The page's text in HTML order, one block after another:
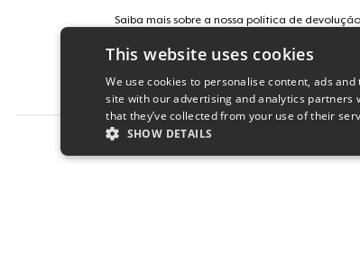
Saiba mais sobre a nossa política de devolução
Identificação da campanha
svenglish-swag
This website uses cookies
We use cookies to personalise content, ads
site with our advertising and analytics partners
that they’ve collected from your use of their
SHOW DETAILS